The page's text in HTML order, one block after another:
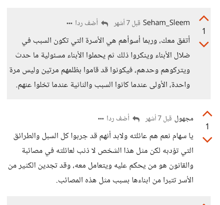
1
Seham_Sleem قبل 7 أشهر أضف ردا
أتفق معك، وربما أسوأهم هي الأسرة التي تكون السبب في
ضلال الأبناء وينكروا ذلك ثم يحملوا الأبناء مسئولية ما حدث
ويتركوهم وحدهم، فيكونوا قد قاموا بظلمهم مرتين وليس مرة
واحدة، الأولى عندما كانوا السبب والثانية عندما تخلوا عنهم.
1
مجهول قبل 7 أشهر أضف ردا
يا سهام نعم هم عائلته ولابد أنهم قد جربوا كل السبل والطرائق
التي تؤدبه لكن مثل هذا الشخص لا ذنب لعائلته في مصائبة
والقانون هو من يحكم عليه ويتعامل معه، وقد تجدين الكثير من
الأسر تتبرا من ابناءها بسبب مثل هذه المصائب.